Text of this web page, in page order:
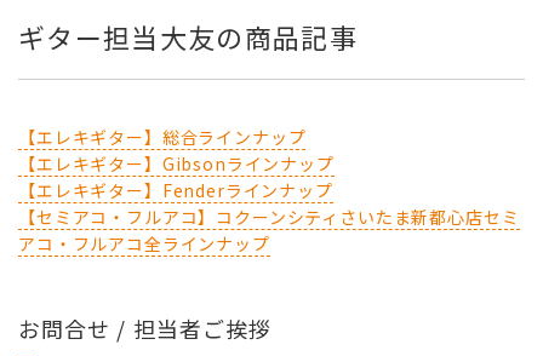
ギター担当大友の商品記事
【エレキギター】総合ラインナップ
【エレキギター】Gibsonラインナップ
【エレキギター】Fenderラインナップ
【セミアコ・フルアコ】コクーンシティさいたま新都心店セミ
アコ・フルアコ全ラインナップ
お問合せ / 担当者ご挨拶